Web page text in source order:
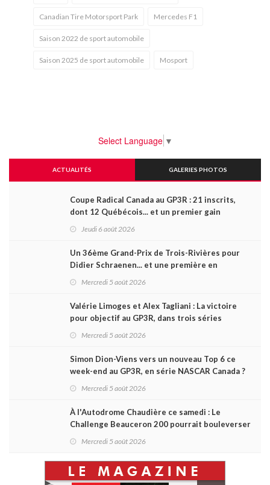
Canadian Tire Motorsport Park Mercedes F1
Saison 2022 de sport automobile
Saison 2025 de sport automobile Mosport
Select Language ▼
ACTUALITÉS GALERIES PHOTOS
Coupe Radical Canada au GP3R : 21 inscrits,
dont 12 Québécois... et un premier gain
Jeudi 6 août 2026
Un 36ème Grand-Prix de Trois-Rivières pour
Didier Schraenen... et une première en
Mercredi 5 août 2026
Valérie Limoges et Alex Tagliani : La victoire
pour objectif au GP3R, dans trois séries
Mercredi 5 août 2026
Simon Dion-Viens vers un nouveau Top 6 ce
week-end au GP3R, en série NASCAR Canada ?
Mercredi 5 août 2026
À l'Autodrome Chaudière ce samedi : Le
Challenge Beauceron 200 pourrait bouleverser
Mercredi 5 août 2026